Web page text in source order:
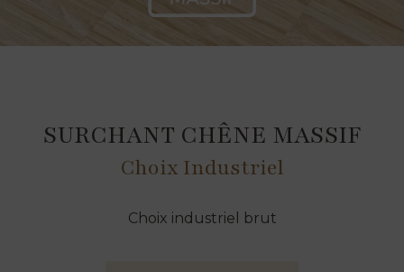
SURCHANT CHÊNE MASSIF
Choix Industriel
Choix industriel brut